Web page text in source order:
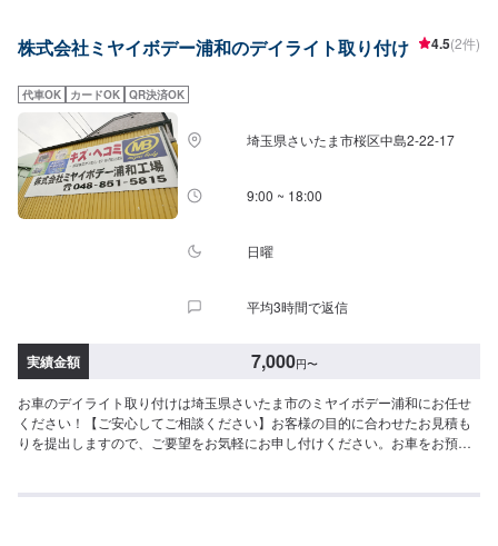
客様のニーズをお聞きしながら、お客様の夢を共に考えます。】お任せいた
窓口から実際の作業、納車に至るまでを一人の職人が担当しています。それ
はお客様との信頼を築くためでもあり、納車までの期間を短縮するためでも
あります。専門性の高さやスキルの高いサービスをお客様に提供し「また来
るよ！」と言っていただくプロセスが優流のトータルサービスです。【1】オ
ファーにてお問い合わせ【2】ご来店・入庫・お見積り【3】お見積りにご納
得いただければ作業開始【4】仕上がり次第納車【代車について】代車をご用
意しています。お車の作業中は代車をご利用ください。※代車の燃料代はお客
株式会社ミヤイボデー浦和のデイライト取り付け 4.5(2件)
代車OK カードOK QR決済OK
埼玉県さいたま市桜区中島2-22-17
9:00 ~ 18:00
日曜
平均3時間で返信
実績金額 7,000円〜
お車のデイライト取り付けは埼玉県さいたま市のミヤイボデー浦和にお任せ
ください！【ご安心してご相談ください】お客様の目的に合わせたお見積も
りを提出しますので、ご要望をお気軽にお申し付けください。お車をお預か
お車のことでご不明な点や、不安な点はしっかり伺い、丁寧に説明させてい